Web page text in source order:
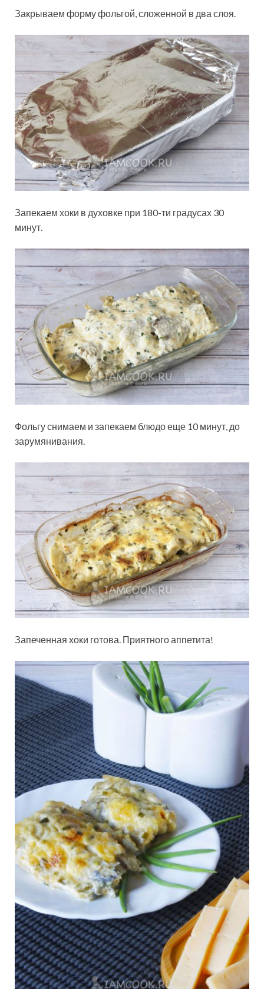
Закрываем форму фольгой, сложенной в два слоя.
Запекаем хоки в духовке при 180-ти градусах 30
минут.
Фольгу снимаем и запекаем блюдо еще 10 минут, до
зарумянивания.
Запеченная хоки готова. Приятного аппетита!